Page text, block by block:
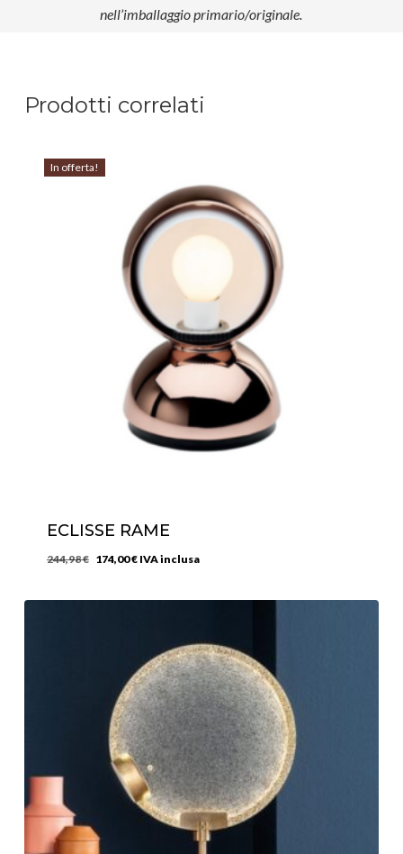
nell’imballaggio primario/originale.
Prodotti correlati
In offerta!
ECLISSE RAME
244,98€ Il
originale
174,00€Il
attuale
IVA inclusa